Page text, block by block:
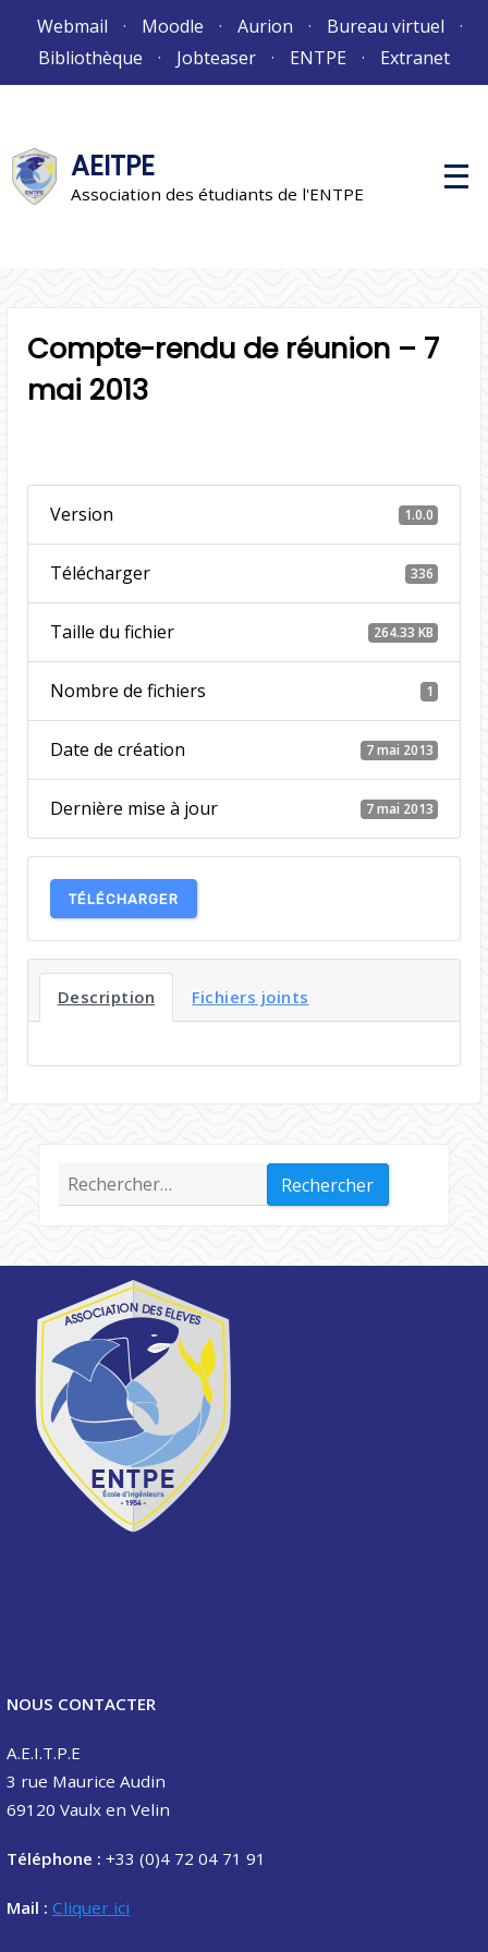
Webmail Moodle Aurion
Bureau virtuel
Bibliothèque
Jobteaser ENTPE Extranet
AEITPE
Association des étudiants de l'ENTPE
M
e
Compte-rendu de réunion – 7
mai 2013
Version 1.0.0
Télécharger 336
Taille du fichier 264.33 KB
Nombre de fichiers 1
Date de création 7 mai 2013
Dernière mise à jour 7 mai 2013
TÉLÉCHARGER
Description Fichiers joints
Rechercher :
NOUS CONTACTER
A.E.I.T.P.E
3 rue Maurice Audin
69120 Vaulx en Velin
Téléphone : +33 (0)4 72 04 71 91
Mail : Cliquer ici